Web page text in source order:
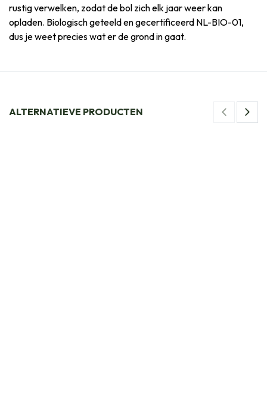
rustig verwelken, zodat de bol zich elk jaar weer kan
opladen. Biologisch geteeld en gecertificeerd NL-BIO-01,
dus je weet precies wat er de grond in gaat.
ALTERNATIEVE PRODUCTEN